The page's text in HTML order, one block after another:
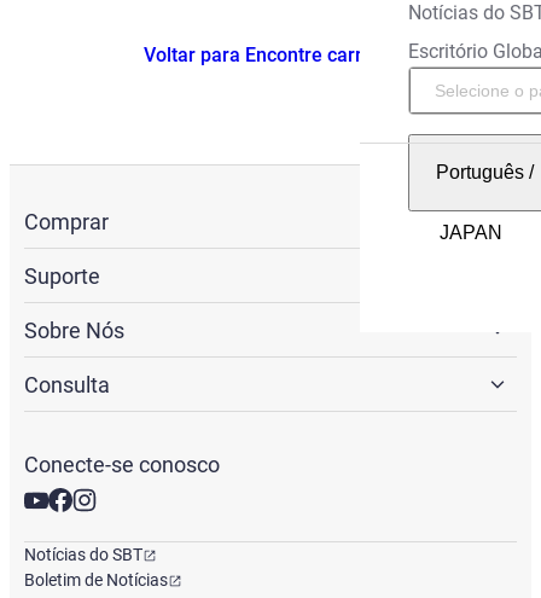
Notícias do
Escritório
Português/
Voltar para Encontre carros
Comprar
Suporte
Sobre Nós
Consulta
Conecte-se conosco
Notícias do SBT
Boletim de Notícias